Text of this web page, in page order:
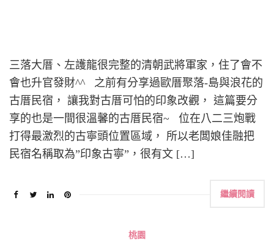
三落大厝、左護龍很完整的清朝武將軍家，住了會不
會也升官發財^^ 之前有分享過歐厝聚落-島與浪花的
古厝民宿， 讓我對古厝可怕的印象改觀， 這篇要分
享的也是一間很溫馨的古厝民宿~ 位在八二三炮戰
打得最激烈的古寧頭位置區域， 所以老闆娘佳融把
民宿名稱取為”印象古寧”，很有文 […]
繼續閱讀
桃園